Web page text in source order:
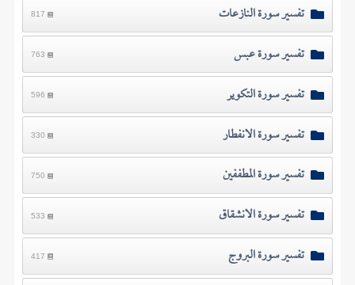
تفسير سورة النازعات 817
تفسير سورة عبس 763
تفسير سورة التكوير 596
تفسير سورة الانفطار 330
تفسير سورة المطففين 750
تفسير سورة الانشقاق 533
تفسير سورة البروج 417